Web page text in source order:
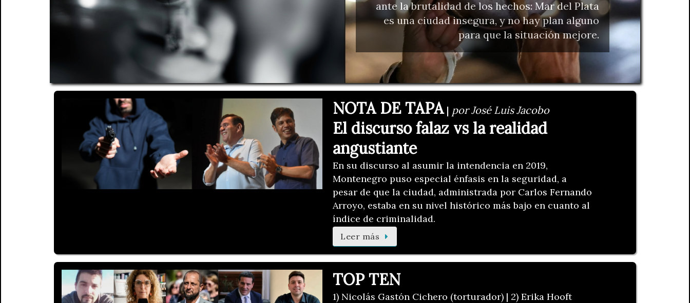
ante la brutalidad de los hechos: Mar del Plata
es una ciudad insegura, y no hay plan alguno
para que la situación mejore.
NOTA DE TAPA| por José Luis Jacobo
El discurso falaz vs la realidad
angustiante
En su discurso al asumir la intendencia en 2019,
Montenegro puso especial énfasis en la seguridad, a
pesar de que la ciudad, administrada por Carlos Fernando
Arroyo, estaba en su nivel histórico más bajo en cuanto al
índice de criminalidad.
Leer más
TOP TEN
1) Nicolás Gastón Cichero (torturador) | 2) Erika Hooft